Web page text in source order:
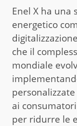
Enel X ha una
energetico
che il
mondiale
ai
per ridurre le